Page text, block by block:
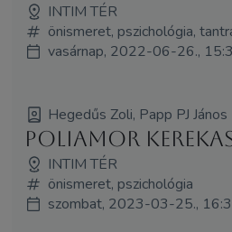
INTIM TÉR
önismeret, pszichológia,
vasárnap, 2022-06-26.,
Hegedűs Zoli, Papp PJ János
Poliamor
INTIM TÉR
önismeret, pszichológia
szombat, 2023-03-25.,